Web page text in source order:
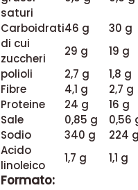
saturi
Carboidrati46 g
30 g
di cui
zuccheri
29 g
19 g
polioli
2,7 g
1,8 g
Fibre
4,1 g
2,7 g
Proteine
24 g
16 g
Sale
0,85 g
0,56
Sodio
340 g
224 g
Acido
linoleico
1,7 g 1,1 g
Formato: